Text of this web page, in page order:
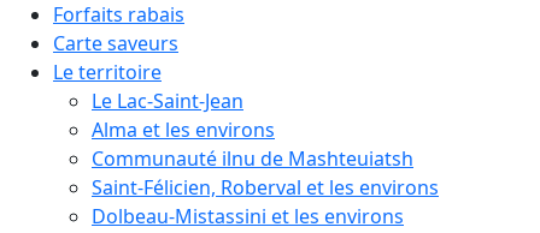
Forfaits rabais
Carte saveurs
Le territoire
Le Lac-Saint-Jean
Alma et les environs
Communauté ilnu de Mashteuiatsh
Saint-Félicien, Roberval et les environs
Dolbeau-Mistassini et les environs